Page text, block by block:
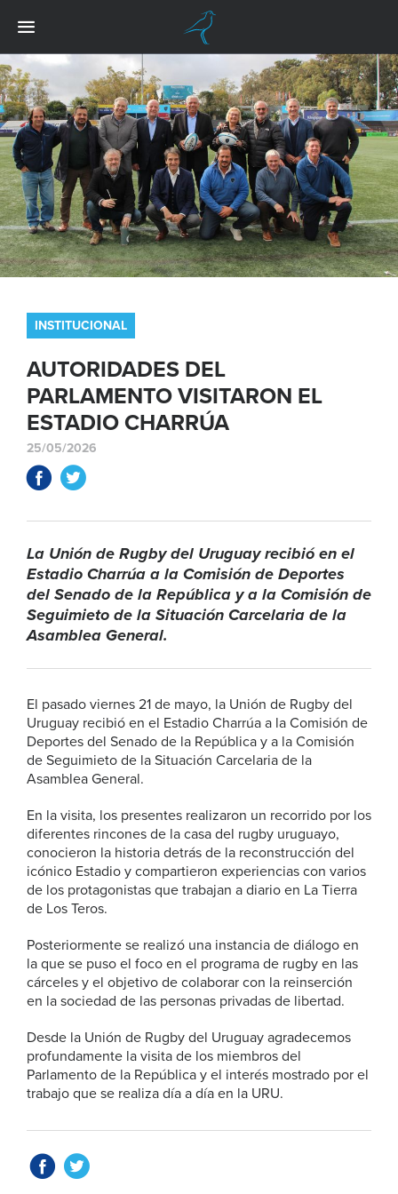
INSTITUCIONAL
AUTORIDADES DEL
PARLAMENTO VISITARON EL
ESTADIO CHARRÚA
25/05/2026
La Unión de Rugby del Uruguay recibió en el
Estadio Charrúa a la Comisión de Deportes
del Senado de la República y a la Comisión de
Seguimieto de la Situación Carcelaria de la
Asamblea General.
El pasado viernes 21 de mayo, la Unión de Rugby del
Uruguay recibió en el Estadio Charrúa a la Comisión de
Deportes del Senado de la República y a la Comisión
de Seguimieto de la Situación Carcelaria de la
Asamblea General.
En la visita, los presentes realizaron un recorrido por los
diferentes rincones de la casa del rugby uruguayo,
conocieron la historia detrás de la reconstrucción del
icónico Estadio y compartieron experiencias con varios
de los protagonistas que trabajan a diario en La Tierra
de Los Teros.
Posteriormente se realizó una instancia de diálogo en
la que se puso el foco en el programa de rugby en las
cárceles y el objetivo de colaborar con la reinserción
en la sociedad de las personas privadas de libertad.
Desde la Unión de Rugby del Uruguay agradecemos
profundamente la visita de los miembros del
Parlamento de la República y el interés mostrado por el
trabajo que se realiza día a día en la URU.